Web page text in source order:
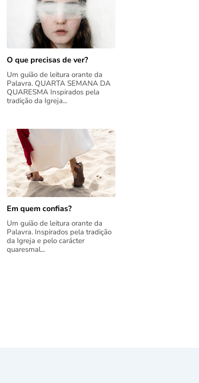
O que precisas de ver?
Um guião de leitura orante da
Palavra. QUARTA SEMANA DA
QUARESMA Inspirados pela
tradição da Igreja...
Em quem confias?
Um guião de leitura orante da
Palavra. Inspirados pela tradição
da Igreja e pelo carácter
quaresmal...